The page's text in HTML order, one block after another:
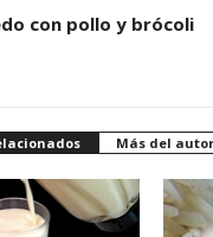
con pollo y brócoli
Más del autor